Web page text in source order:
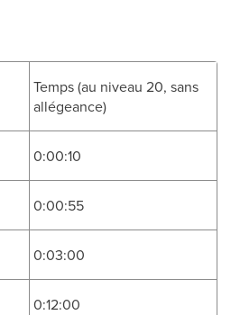
Temps (au niveau 20, sans
allégeance)
0:00:10
0:00:55
0:03:00
0:12:00